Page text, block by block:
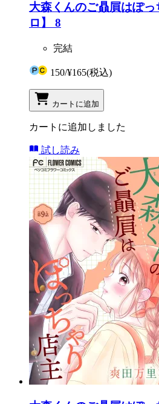
大森くんのご贔屓はぽ
ロ】 8
完結
150/¥165(税込)
カートに追加
カートに追加しました
試し読み